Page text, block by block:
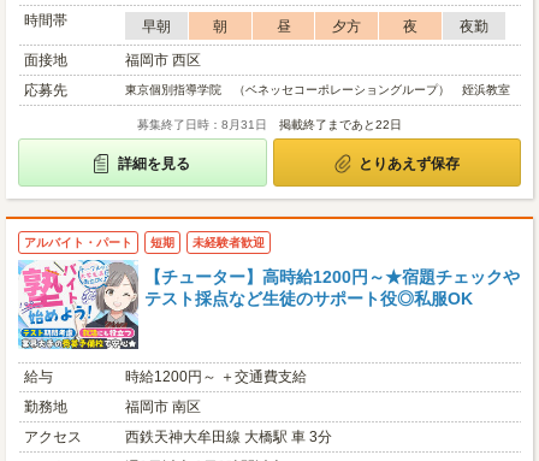
時間帯
早朝 朝 昼 夕方 夜
夜勤
面接地
福岡市 西区
応募先
東京個別指導学院 （ベネッセコーポレーショングループ） 姪浜教室
募集終了日時：8月31日 掲載終了まであと22日
詳細を見る とりあえず保存
アルバイト・パート 短期 未経験者歓迎
【チューター】高時給1200円～★宿題チェックや
テスト採点など生徒のサポート役◎私服OK
給与
時給1200円～ ＋交通費支給
勤務地
福岡市 南区
アクセス
西鉄天神大牟田線 大橋駅 車 3分